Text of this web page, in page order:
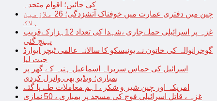
کی جائیں؛ اقوام متحدہ
چین میں دفتری عمارت میں خوفناک آتشزدگی؛ 26 ملازمین
ہلاک
غزہ پر اسرائیلی حملےجاری ،شہدا کی تعداد 12ہزارکےقریب
پہنچ گئی
گوجرانوالہ کی خاتون نے یونیسکو کا سالانہ عالمی ٹیچر ایوارڈ
جیت لیا
اسرائیل کی حماس سربراہ اسماعیل ہنیہ کے گھر پر
بمباری؛ ویڈیو بھی وائرل کردی
امریکہ اور چین شیر و شکر ، اہم معاملات طے پا گئے
غزہ ، قاتل اسرائیلی فوج کی مسجد پر بمباری ، 50 نمازی